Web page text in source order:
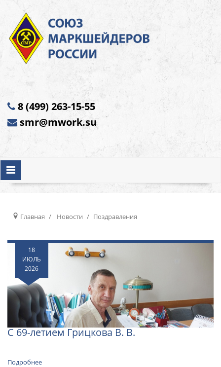
8 (499) 263-15-55
smr@mwork.su
Главная Новости Поздравления
18
ИЮЛЬ
2026
С 69-летием Грицкова В. В.
Подробнее